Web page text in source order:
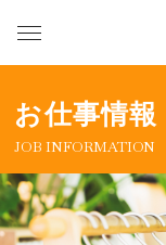
お仕事情報
JOB INFORMATION